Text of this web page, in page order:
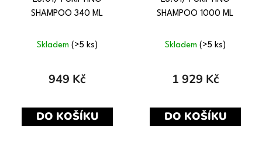
SHAMPOO 340 ML
Skladem (>5 ks)
949 Kč
DO KOŠÍKU
SHAMPOO 1000 ML
Skladem (>5 ks)
1 929 Kč
DO KOŠÍKU